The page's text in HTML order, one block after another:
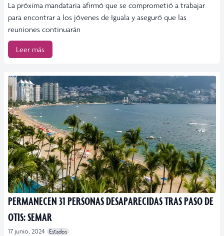
La próxima mandataria afirmó que se comprometió a trabajar
para encontrar a los jóvenes de Iguala y aseguró que las
reuniones continuarán
Leer más
PERMANECEN 31 PERSONAS DESAPARECIDAS TRAS PASO DE
OTIS: SEMAR
17 junio, 2024
Estados